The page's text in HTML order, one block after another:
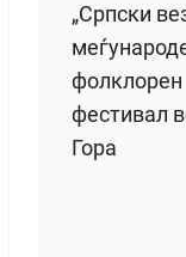
„Српски
фолклорен
фестивал
Гора